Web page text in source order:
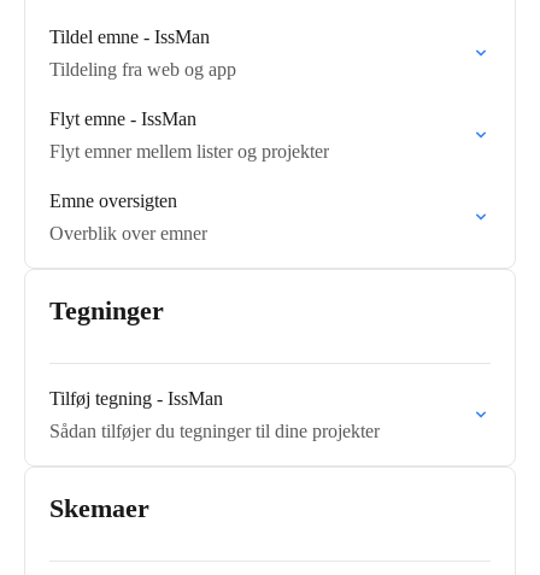
Tildel emne - IssMan
Tildeling fra web og app
Flyt emne - IssMan
Flyt emner mellem lister og projekter
Emne oversigten
Overblik over emner
Tegninger
Tilføj tegning - IssMan
Sådan tilføjer du tegninger til dine projekter
Skemaer